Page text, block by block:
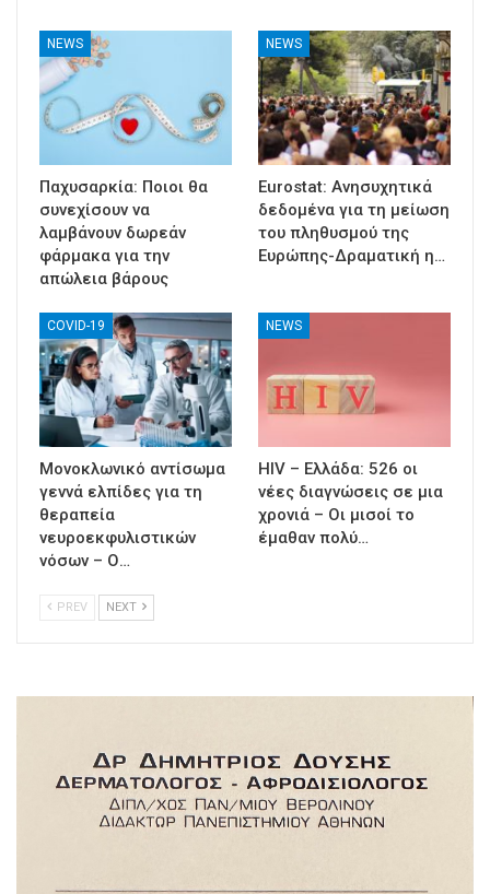
NEWS
Παχυσαρκία: Ποιοι θα
συνεχίσουν να
λαμβάνουν δωρεάν
φάρμακα για την
απώλεια βάρους
NEWS
Eurostat: Ανησυχητικά
δεδομένα για τη μείωση
του πληθυσμού της
Ευρώπης-Δραματική η…
COVID-19
Μονοκλωνικό αντίσωμα
γεννά ελπίδες για τη
θεραπεία
νευροεκφυλιστικών
νόσων – Ο…
NEWS
HIV – Ελλάδα: 526 οι
νέες διαγνώσεις σε μια
χρονιά – Οι μισοί το
έμαθαν πολύ…
PREV NEXT